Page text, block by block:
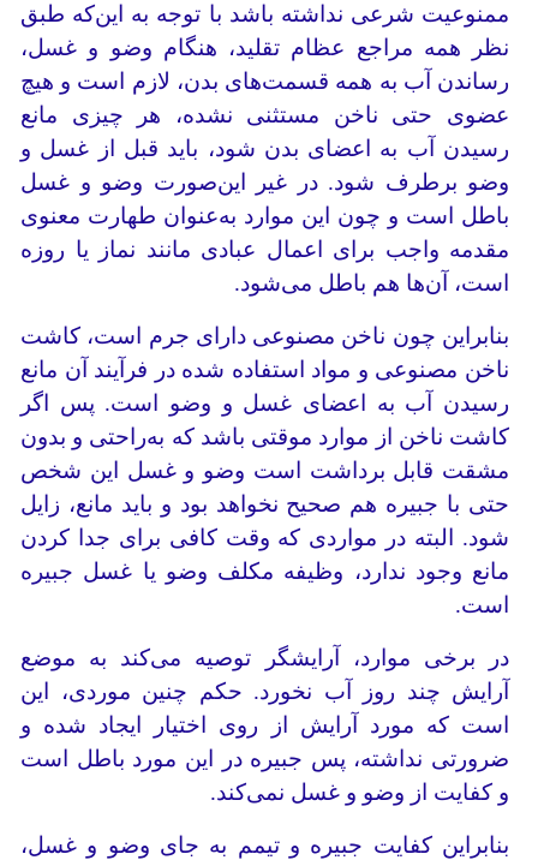
ممنوعیت شرعی نداشته باشد با توجه به این‌که طبق
نظر همه مراجع عظام تقلید، هنگام وضو و غسل،
رساندن آب به همه قسمت‌های بدن، لازم است و هیچ
عضوی حتی ناخن مستثنی نشده، هر چیزی مانع
رسیدن آب به اعضای بدن شود، باید قبل از غسل و
وضو برطرف شود. در غیر این‌صورت وضو و غسل
باطل است و چون این موارد به‌عنوان طهارت معنوی
مقدمه واجب برای اعمال عبادی مانند نماز یا روزه
است، آن‌ها هم باطل می‌شود.
بنابراین چون ناخن مصنوعی دارای جرم است، کاشت
ناخن مصنوعی و مواد استفاده شده در فرآیند آن مانع
رسیدن آب به اعضای غسل و وضو است. پس اگر
کاشت ناخن از موارد موقتی باشد که به‌راحتی و بدون
مشقت قابل برداشت است وضو و غسل این شخص
حتی با جبیره هم صحیح نخواهد بود و باید مانع، زایل
شود. البته در مواردی که وقت کافی برای جدا کردن
مانع وجود ندارد، وظیفه مکلف وضو یا غسل جبیره
است.
در برخی موارد، آرایشگر توصیه می‌کند به موضع
آرایش چند روز آب نخورد. حکم چنین موردی، این
است که مورد آرایش از روی اختیار ایجاد شده و
ضرورتی نداشته، پس جبیره در این مورد باطل است
و کفایت از وضو و غسل نمی‌کند.
بنابراین کفایت جبیره و تیمم به جای وضو و غسل،